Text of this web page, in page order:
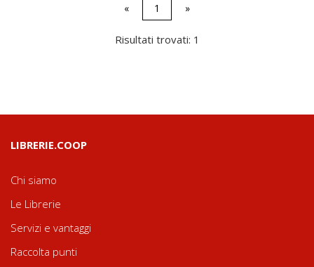
« 1 »
Risultati trovati: 1
LIBRERIE.COOP
Chi siamo
Le Librerie
Servizi e vantaggi
Raccolta punti